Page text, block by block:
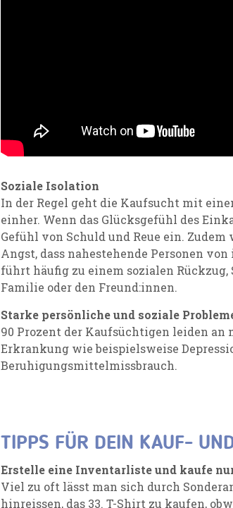
Soziale Isolation
In der Regel geht die Kaufsucht mit
einher. Wenn das Glücksgefühl des
Gefühl von Schuld und Reue ein.
Angst, dass nahestehende Personen
führt häufig zu einem sozialen
Familie oder den Freund:innen.
Starke persönliche und soziale
90 Prozent der Kaufsüchtigen leiden
Erkrankung wie beispielsweise
Beruhigungsmittelmissbrauch.
TIPPS FÜR DEIN KAUF-
Erstelle eine Inventarliste und kaufe
Viel zu oft lässt man sich durch
hinreissen, das 33. T-Shirt zu kaufen,